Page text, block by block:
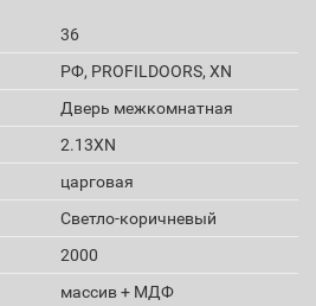
36
РФ, PROFILDOORS, XN
Дверь межкомнатная
2.13XN
царговая
Светло-коричневый
2000
массив + МДФ